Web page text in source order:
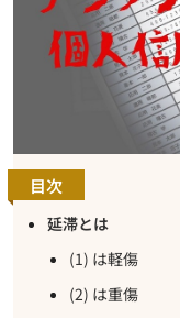
目次
延滞とは
(1) は軽傷
(2) は重傷